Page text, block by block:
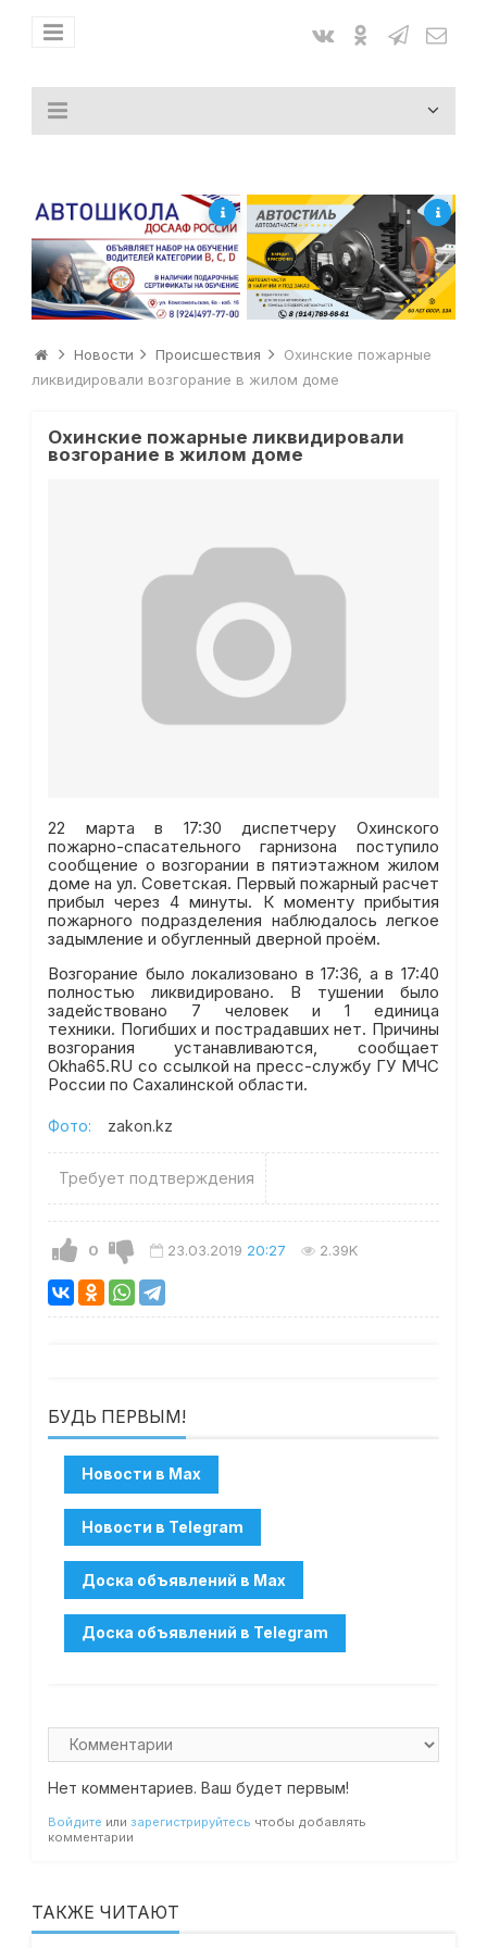
Новости Происшествия
Охинские пожарные
ликвидировали возгорание в жилом доме
Охинские пожарные ликвидировали
возгорание в жилом доме
22 марта в 17:30 диспетчеру Охинского
пожарно-спасательного гарнизона поступило
сообщение о возгорании в пятиэтажном жилом
доме на ул. Советская. Первый пожарный расчет
прибыл через 4 минуты. К моменту прибытия
пожарного подразделения наблюдалось легкое
задымление и обугленный дверной проём.
Возгорание было локализовано в 17:36, а в 17:40
полностью ликвидировано. В тушении было
задействовано 7 человек и 1 единица
техники. Погибших и пострадавших нет. Причины
возгорания устанавливаются, сообщает
Okha65.RU со ссылкой на пресс-службу ГУ МЧС
России по Сахалинской области.
Фото: zakon.kz
Требует подтверждения
0 23.03.2019 20:27 2.39K
БУДЬ ПЕРВЫМ!
Нет комментариев. Ваш будет первым!
Войдите или зарегистрируйтесь чтобы добавлять
комментарии
ТАКЖЕ ЧИТАЮТ